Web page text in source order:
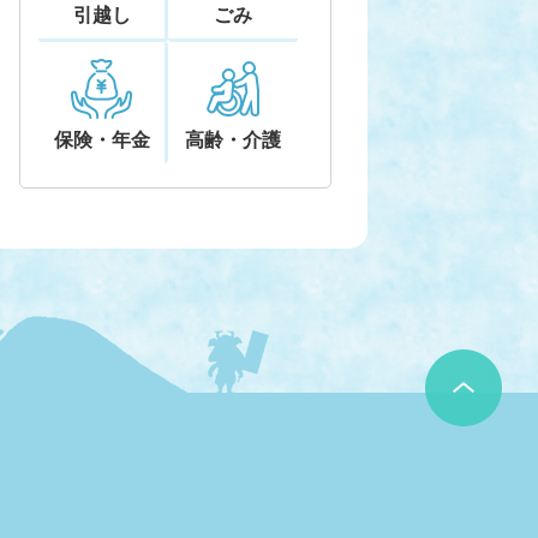
引越し ごみ
保険・年金 高齢・介護